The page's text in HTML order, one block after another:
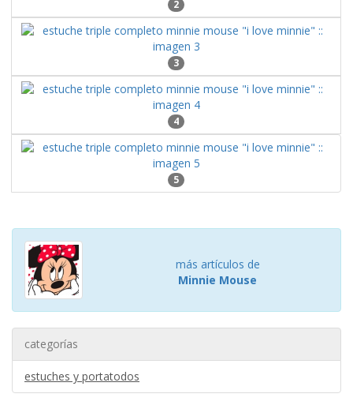
2
3
4
5
más artículos de
Minnie Mouse
categorías
estuches y portatodos